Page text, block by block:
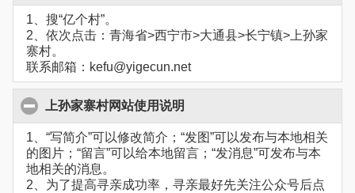
1、搜“亿个村”。
2、依次点击：青海省>西宁市>大通县>长宁镇>上孙家
寨村。
联系邮箱：kefu@yigecun.net
上孙家寨村网站使用说明
1、“写简介”可以修改简介；“发图”可以发布与本地相关
的图片；“留言”可以给本地留言；“发消息”可发布与本
地相关的消息。
2、为了提高寻亲成功率，寻亲最好先关注公众号后点